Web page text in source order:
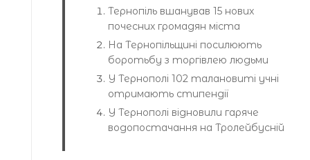
Тернопіль вшанував 15 нових
почесних громадян міста
На Тернопільщині посилюють
боротьбу з торгівлею людьми
У Тернополі 102 талановиті учні
отримають стипендії
У Тернополі відновили гаряче
водопостачання на Тролейбусній